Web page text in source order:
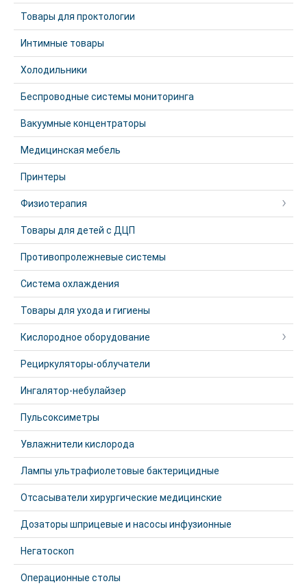
Товары для проктологии
Интимные товары
Холодильники
Беспроводные системы мониторинга
Вакуумные концентраторы
Медицинская мебель
Принтеры
Физиотерапия
Товары для детей с ДЦП
Противопролежневые системы
Система охлаждения
Товары для ухода и гигиены
Кислородное оборудование
Рециркуляторы-облучатели
Ингалятор-небулайзер
Пульсоксиметры
Увлажнители кислорода
Лампы ультрафиолетовые бактерицидные
Отсасыватели хирургические медицинские
Дозаторы шприцевые и насосы инфузионные
Негатоскоп
Операционные столы